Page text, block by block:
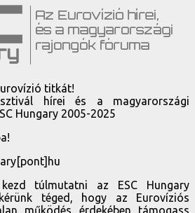
titkát!
hírei és a magyarországi
Hungary 2005-2025
túlmutatni az ESC Hungary
téged, hogy az Eurovíziós
működés érdekében támogass